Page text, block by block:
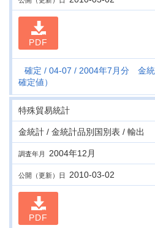
PDF
確定 04-07
2004年7月分 金
確定値）
特殊貿易統計
金統計 / 金統計品別国別表 / 輸出
調査年月 2004年12月
公開（更新）日 2010-03-02
PDF